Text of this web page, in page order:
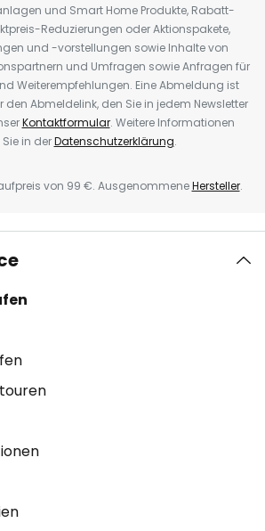
und Smart Home Produkte, Rabatt-
Reduzierungen oder Aktionspakete,
und -vorstellungen sowie Inhalte von
und Umfragen sowie Anfragen für
Weiterempfehlungen. Eine Abmeldung ist
Abmeldelink, den Sie in jedem Newsletter
Kontaktformular. Weitere Informationen
in derDatenschutzerklärung.
von 99 €. AusgenommeneHersteller.